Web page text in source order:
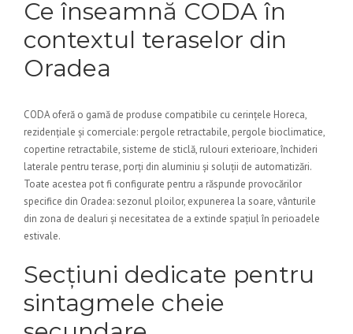
Ce înseamnă CODA în
contextul teraselor din
Oradea
CODA oferă o gamă de produse compatibile cu cerințele Horeca,
rezidențiale și comerciale: pergole retractabile, pergole bioclimatice,
copertine retractabile, sisteme de sticlă, rulouri exterioare, închideri
laterale pentru terase, porți din aluminiu și soluții de automatizări.
Toate acestea pot fi configurate pentru a răspunde provocărilor
specifice din Oradea: sezonul ploilor, expunerea la soare, vânturile
din zona de dealuri și necesitatea de a extinde spațiul în perioadele
estivale.
Secțiuni dedicate pentru
sintagmele cheie